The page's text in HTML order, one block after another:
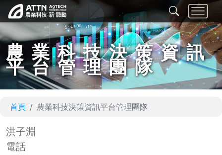
農業科技決策資訊
平台管理團隊
首頁 農業科技決策資訊平台管理團隊
洪子淵
電話